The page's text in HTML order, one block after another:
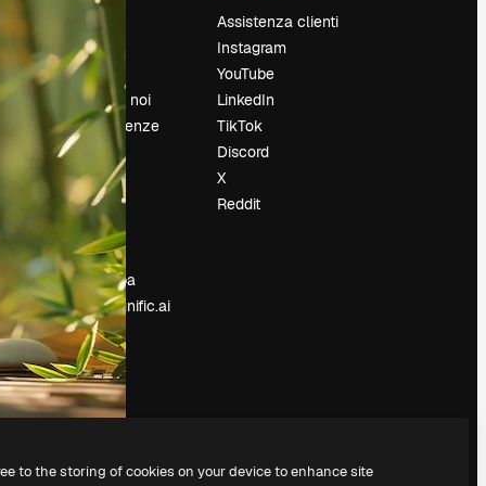
Chi siamo
Recensioni
Lavora con noi
Cerca tendenze
Blog
Eventi
Slidesgo
Vendi i tuoi
contenuti
Sala stampa
Cerchi magnific.ai
Assistenza clienti
Instagram
YouTube
LinkedIn
TikTok
Discord
X
Reddit
to the storing of cookies on your device to enhance site